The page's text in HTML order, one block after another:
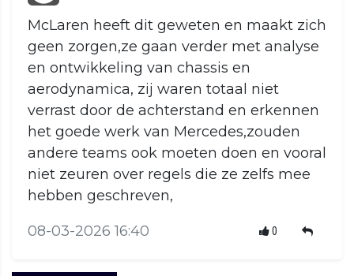
McLaren heeft dit geweten en maakt zich
geen zorgen,ze gaan verder met analyse
en ontwikkeling van chassis en
aerodynamica, zij waren totaal niet
verrast door de achterstand en erkennen
het goede werk van Mercedes,zouden
andere teams ook moeten doen en vooral
niet zeuren over regels die ze zelfs mee
hebben geschreven,
08-03-2026 16:40 0